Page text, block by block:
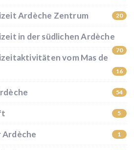
Ardèche Zentrum 20
in der südlichen Ardèche
70
vom Mas de
16
54
5
Ardèche 1